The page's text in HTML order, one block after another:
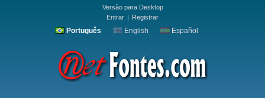
Versão para Desktop
Entrar | Registrar
Português English Español